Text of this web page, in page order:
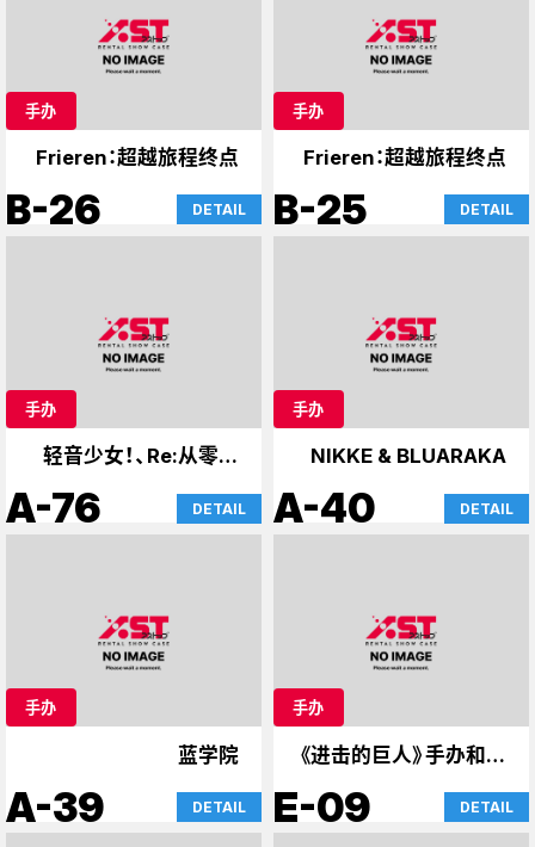
手办
Frieren：超越旅程终点
B-26 DETAIL
手办
Frieren：超越旅程终点
B-25 DETAIL
手办
轻音少女！、Re:从零开
始的异世界生活
A-76 DETAIL
手办
NIKKE & BLUARAKA
A-40 DETAIL
手办
蓝学院
A-39 DETAIL
手办
《进击的巨人》手办和周
边商品
E-09 DETAIL